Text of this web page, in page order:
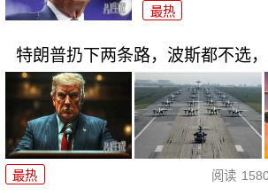
最热
特朗普扔下两条路，波斯都不选
最热 阅读